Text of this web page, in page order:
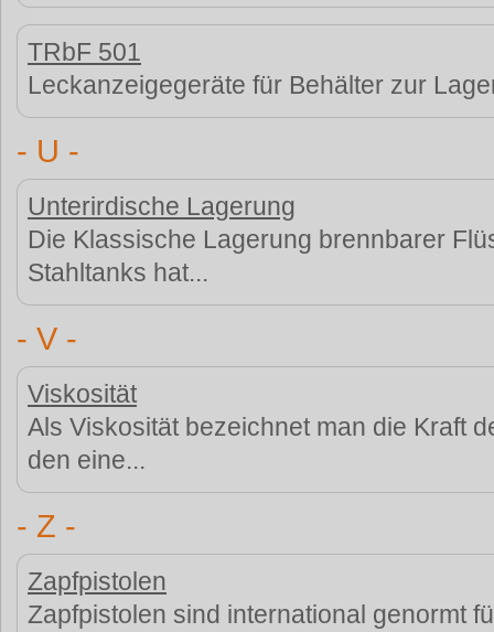
TRbF 501
Leckanzeigegeräte für Behälter zur
- U -
Unterirdische Lagerung
Die Klassische Lagerung brennbarer
Stahltanks hat...
- V -
Viskosität
Als Viskosität bezeichnet man die Kraft
den eine...
- Z -
Zapfpistolen
Zapfpistolen sind international genormt